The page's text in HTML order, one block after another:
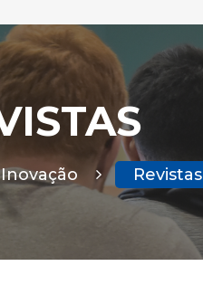
Revistas